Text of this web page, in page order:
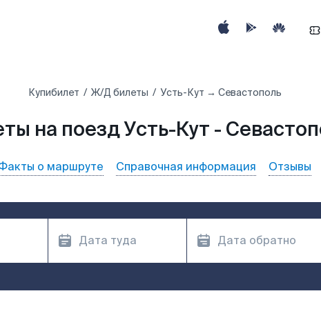
Купибилет Ж/Д билеты Усть-Кут → Севастополь
на поезд Усть-Кут -
о маршруте Справочная информация Отзывы